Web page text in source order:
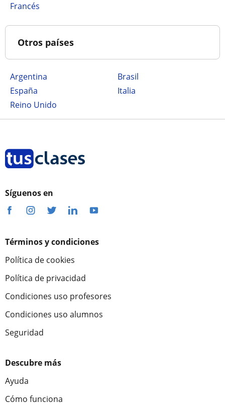
Francés
Otros países
Argentina
Brasil
España
Italia
Reino Unido
Síguenos en
Términos y condiciones
Política de cookies
Política de privacidad
Condiciones uso profesores
Condiciones uso alumnos
Seguridad
Descubre más
Ayuda
Cómo funciona